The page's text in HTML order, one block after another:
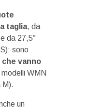
taglia, da
da 27,5″
sono
vanno
WMN
M).
un